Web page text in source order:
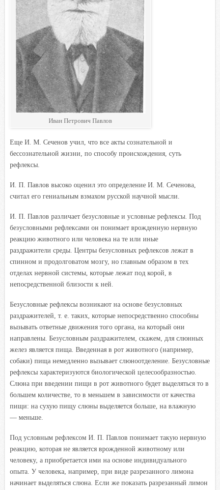
Иван Петрович Павлов
Еще И. М. Сеченов учил, что все акты сознательной и
бессознательной жизни, по способу происхождения, суть
рефлексы.
И. П. Павлов высоко оценил это определение И. М. Сеченова,
считал его гениальным взмахом русской научной мысли.
И. П. Павлов различает безусловные и условные рефлексы. Под
безусловными рефлексами он понимает врожденную нервную
реакцию животного или человека на те или иные
раздражители среды. Центры безусловных рефлексов лежат в
спинном и продолговатом мозгу, но главным образом в тех
отделах нервной системы, которые лежат под корой, в
непосредственной близости к ней.
Безусловные рефлексы возникают на основе безусловных
раздражителей, т. е. таких, которые непосредственно способны
вызывать ответные движения того органа, на который они
направлены. Безусловным раздражителем, скажем, для слюнных
желез является пища. Введенная в рот животного (например,
собаки) пища немедленно вызывает слюноотделение. Безусловные
рефлексы характеризуются биологической целесообразностью.
Слюна при введении пищи в рот животного будет выделяться то в
большем количестве, то в меньшем в зависимости от качества
пищи: на сухую пищу слюны выделяется больше, на влажную
— меньше.
Под условным рефлексом И. П. Павлов понимает такую нервную
реакцию, которая не является врожденной животному или
человеку, а приобретается ими на основе индивидуального
опыта. У человека, например, при виде разрезанного лимона
начинает выделяться слюна. Если же показать разрезанный лимон